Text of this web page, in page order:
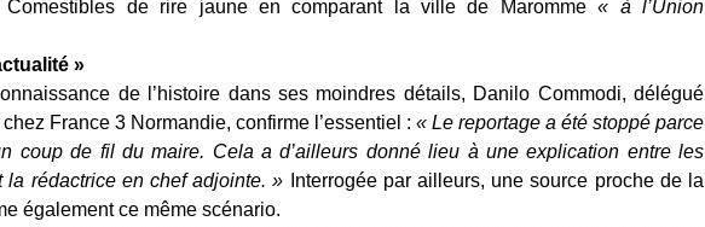
Comestibles de rire jaune en comparant la ville de Maromme« à l’Union
»
de l’histoire dans ses moindres détails, Danilo Commodi, délégué
France 3 Normandie, confirme l’essentiel : « Le reportage a été stoppé parce
coup de fil du maire. Cela a d’ailleurs donné lieu à une explication entre les
la rédactrice en chef adjointe. »
Interrogée par ailleurs, une source proche de la
également ce même scénario.